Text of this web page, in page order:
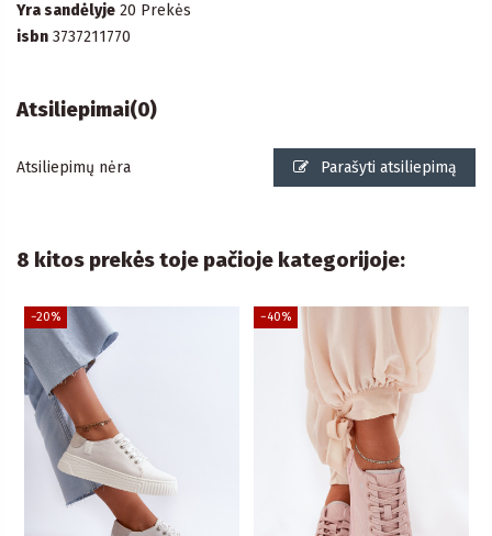
Yra sandėlyje 20 Prekės
isbn 3737211770
Atsiliepimai(0)
Atsiliepimų nėra Parašyti atsiliepimą
8 kitos prekės toje pačioje kategorijoje:
−20% −40%